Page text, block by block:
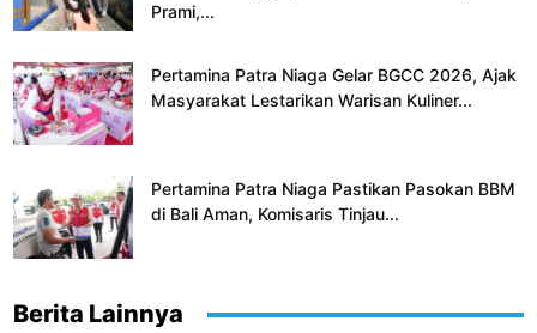
Prami,...
Pertamina Patra Niaga Gelar BGCC 2026, Ajak
Masyarakat Lestarikan Warisan Kuliner...
Pertamina Patra Niaga Pastikan Pasokan BBM
di Bali Aman, Komisaris Tinjau...
Berita Lainnya